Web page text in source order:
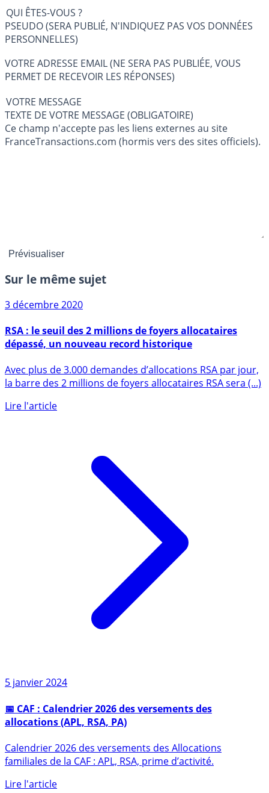
QUI ÊTES-VOUS ?
PSEUDO (SERA PUBLIÉ, N'INDIQUEZ PAS VOS DONNÉES
PERSONNELLES)
VOTRE ADRESSE EMAIL (NE SERA PAS PUBLIÉE, VOUS
PERMET DE RECEVOIR LES RÉPONSES)
VOTRE MESSAGE
TEXTE DE VOTRE MESSAGE (OBLIGATOIRE)
Ce champ n'accepte pas les liens externes au site
FranceTransactions.com (hormis vers des sites officiels).
Sur le même sujet
3 décembre 2020
dépassé, un nouveau record historique
la barre des 2 millions de foyers allocataires RSA sera (...)
5 janvier 2024
allocations (APL, RSA, PA)
familiales de la CAF : APL, RSA, prime d’activité.